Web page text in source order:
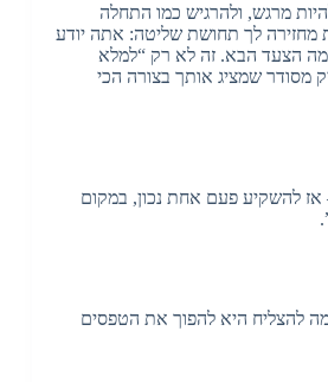
מרגש, ולהרגיש כמו התחלה
לך תחושת שליטה: אתה יודע
הצעד הבא. זה לא רק “למלא
מסודר שמציג אותך בצורה הכי
להשקיע פעם אחת נכון, במקום
להצליח היא להפוך את הטפסים